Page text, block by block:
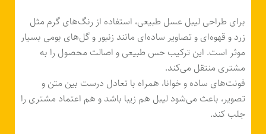
برای طراحی لیبل عسل طبیعی، استفاده از رنگ‌های گرم مثل
زرد و قهوه‌ای و تصاویر ساده‌ای مانند زنبور و گل‌های بومی بسیار
موثر است. این ترکیب حس طبیعی و اصالت محصول را به
مشتری منتقل می‌کند.
فونت‌های ساده و خوانا، همراه با تعادل درست بین متن و
تصویر، باعث می‌شود لیبل هم زیبا باشد و هم اعتماد مشتری را
جلب کند.